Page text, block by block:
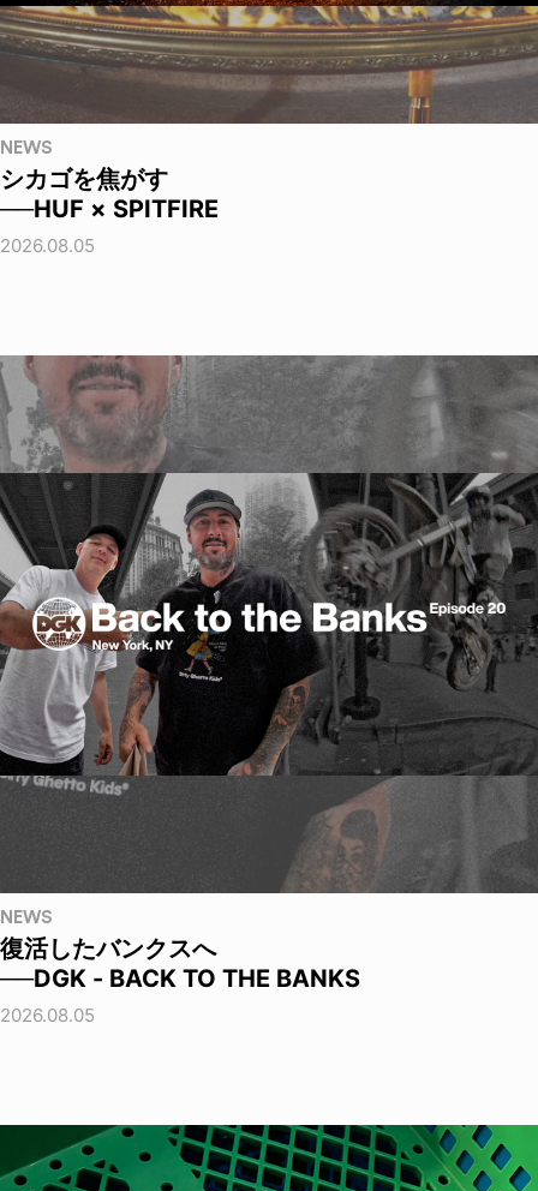
NEWS
シカゴを焦がす
──HUF × SPITFIRE
2026.08.05
NEWS
復活したバンクスへ
──DGK - BACK TO THE BANKS
2026.08.05